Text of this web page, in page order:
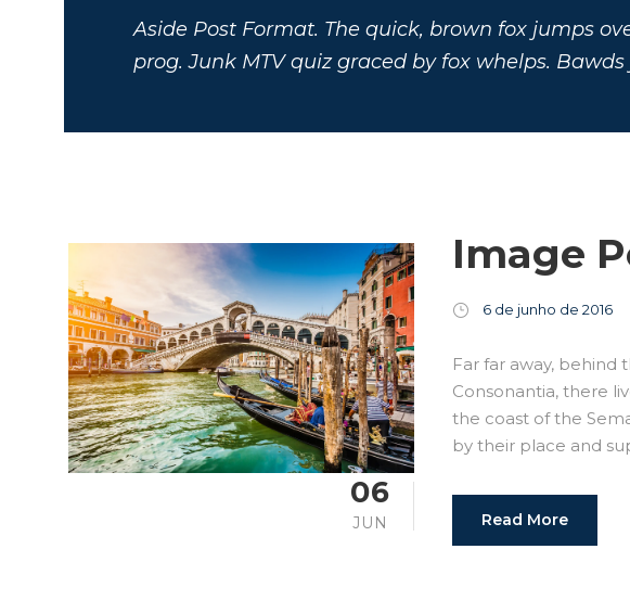
Aside Post Format. The quick, brown fox jumps
prog. Junk MTV quiz graced by fox whelps.
06
JUN
Image
6 de junho de 2016
Far far away, behind
Consonantia, there
the coast of the
by their place and
Read More